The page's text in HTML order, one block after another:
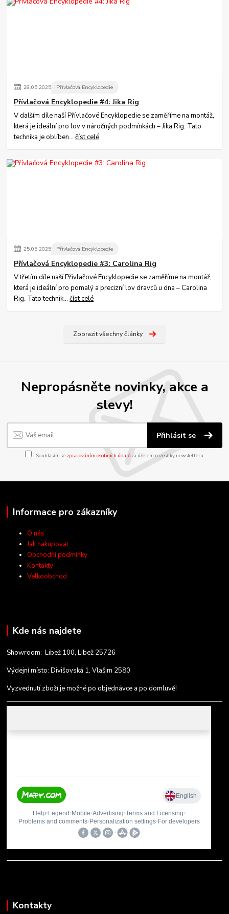
28.05.2025 Přívlačová Encyklopedie
Přívlačová Encyklopedie #4: Jika Rig
V dalším díle naší Přívlačové Encyklopedie se zaměříme na montáž,
která je ideální pro lov v náročných podmínkách – Jika Rig. Tato
technika je oblíben...číst celé
25.05.2025 Přívlačová Encyklopedie
Přívlačová Encyklopedie #3: Carolina Rig
V třetím díle naší Přívlačové Encyklopedie se zaměříme na montáž,
která je ideální pro pomalý a precizní lov dravců u dna – Carolina
Rig. Tato technik...číst celé
Zobrazit všechny články
Nepropásněte novinky, akce a
slevy!
Přihlásit se
Souhlasím se zpracováním osobních údajůza účelem rozesílky newsletteru.
Informace pro zákazníky
O nás
Jak nakupovat
Obchodní podmínky
Kontakty
Velkoobchod
Kde nás najdete
Showroom: Libež 100, Libež 25726
Výdejní místo: Divišovská 1, Vlašim 2580
Vyzvednutí zboží je možné po objednávce a po domluvě!
Kontakty